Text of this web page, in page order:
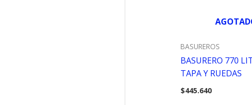
BASUREROS
BASURERO 770
TAPA Y RUEDAS
$445.640